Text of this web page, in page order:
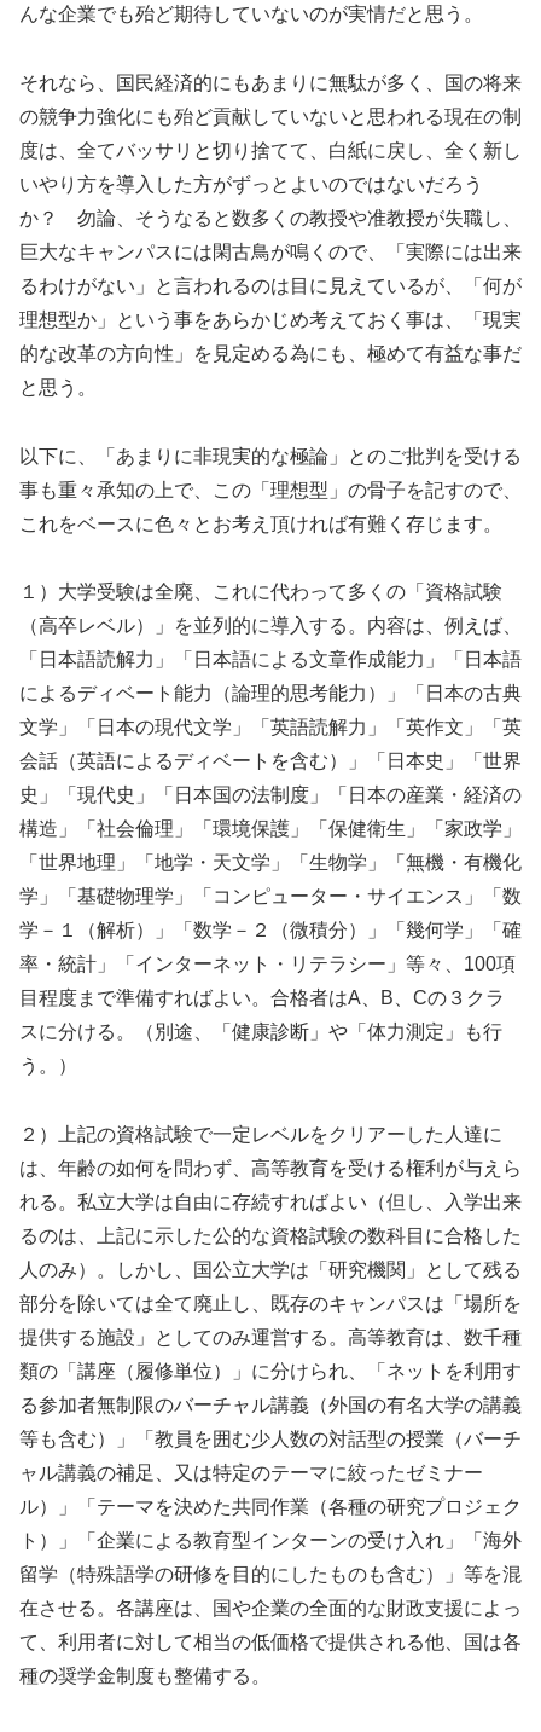
んな企業でも殆ど期待していないのが実情だと思う。
それなら、国民経済的にもあまりに無駄が多く、国の将来
の競争力強化にも殆ど貢献していないと思われる現在の制
度は、全てバッサリと切り捨てて、白紙に戻し、全く新し
いやり方を導入した方がずっとよいのではないだろう
か？ 勿論、そうなると数多くの教授や准教授が失職し、
巨大なキャンパスには閑古鳥が鳴くので、「実際には出来
るわけがない」と言われるのは目に見えているが、「何が
理想型か」という事をあらかじめ考えておく事は、「現実
的な改革の方向性」を見定める為にも、極めて有益な事だ
と思う。
以下に、「あまりに非現実的な極論」とのご批判を受ける
事も重々承知の上で、この「理想型」の骨子を記すので、
これをベースに色々とお考え頂ければ有難く存じます。
１）大学受験は全廃、これに代わって多くの「資格試験
（高卒レベル）」を並列的に導入する。内容は、例えば、
「日本語読解力」「日本語による文章作成能力」「日本語
によるディベート能力（論理的思考能力）」「日本の古典
文学」「日本の現代文学」「英語読解力」「英作文」「英
会話（英語によるディベートを含む）」「日本史」「世界
史」「現代史」「日本国の法制度」「日本の産業・経済の
構造」「社会倫理」「環境保護」「保健衛生」「家政学」
「世界地理」「地学・天文学」「生物学」「無機・有機化
学」「基礎物理学」「コンピューター・サイエンス」「数
学－１（解析）」「数学－２（微積分）」「幾何学」「確
率・統計」「インターネット・リテラシー」等々、100項
目程度まで準備すればよい。合格者はA、B、Cの３クラ
スに分ける。（別途、「健康診断」や「体力測定」も行
う。）
２）上記の資格試験で一定レベルをクリアーした人達に
は、年齢の如何を問わず、高等教育を受ける権利が与えら
れる。私立大学は自由に存続すればよい（但し、入学出来
るのは、上記に示した公的な資格試験の数科目に合格した
人のみ）。しかし、国公立大学は「研究機関」として残る
部分を除いては全て廃止し、既存のキャンパスは「場所を
提供する施設」としてのみ運営する。高等教育は、数千種
類の「講座（履修単位）」に分けられ、「ネットを利用す
る参加者無制限のバーチャル講義（外国の有名大学の講義
等も含む）」「教員を囲む少人数の対話型の授業（バーチ
ャル講義の補足、又は特定のテーマに絞ったゼミナー
ル）」「テーマを決めた共同作業（各種の研究プロジェク
ト）」「企業による教育型インターンの受け入れ」「海外
留学（特殊語学の研修を目的にしたものも含む）」等を混
在させる。各講座は、国や企業の全面的な財政支援によっ
て、利用者に対して相当の低価格で提供される他、国は各
種の奨学金制度も整備する。